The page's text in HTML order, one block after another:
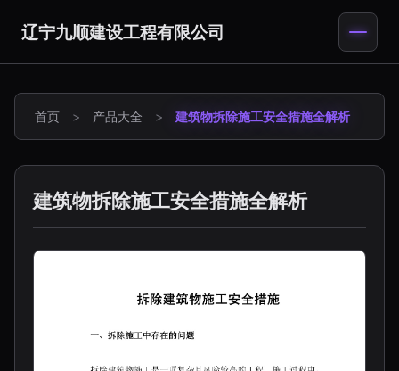
辽宁九顺建设工程有限公司
首页 > 产品大全 > 建筑物拆除施工安全措施全解析
建筑物拆除施工安全措施全解析